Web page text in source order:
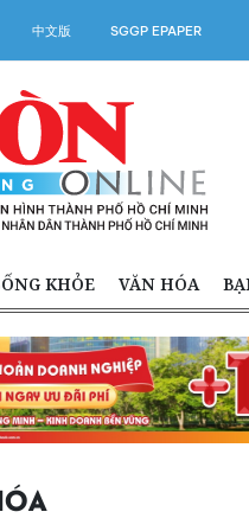
中文版 SGGP EPAPER
KHỎE VĂN HÓA